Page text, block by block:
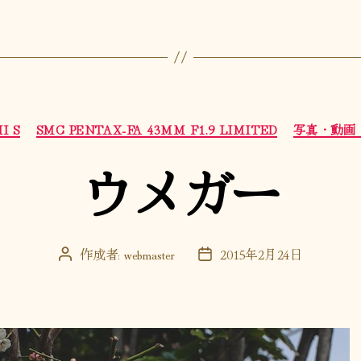
カ
テ
ー
S SMC PENTAX-FA 43MM F1.9 LIMITED 写真・動画
ウメガー
投 作成者: webmaster
投 2015年2月24日